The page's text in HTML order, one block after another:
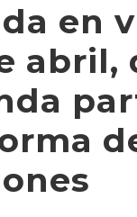
en
abril,